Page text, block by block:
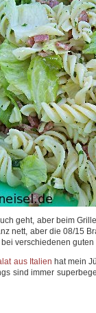
geht, aber beim
nett, aber die 08/15
verschiedenen
aus Italien hat mein
sind immer